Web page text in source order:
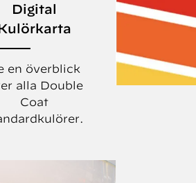
Digital
en överblick
alla Double
Coat